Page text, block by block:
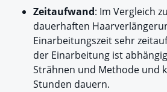
Zeitaufwand: Im Vergleich
dauerhaften
Einarbeitungszeit sehr
der Einarbeitung ist
Strähnen und Methode und
Stunden dauern.